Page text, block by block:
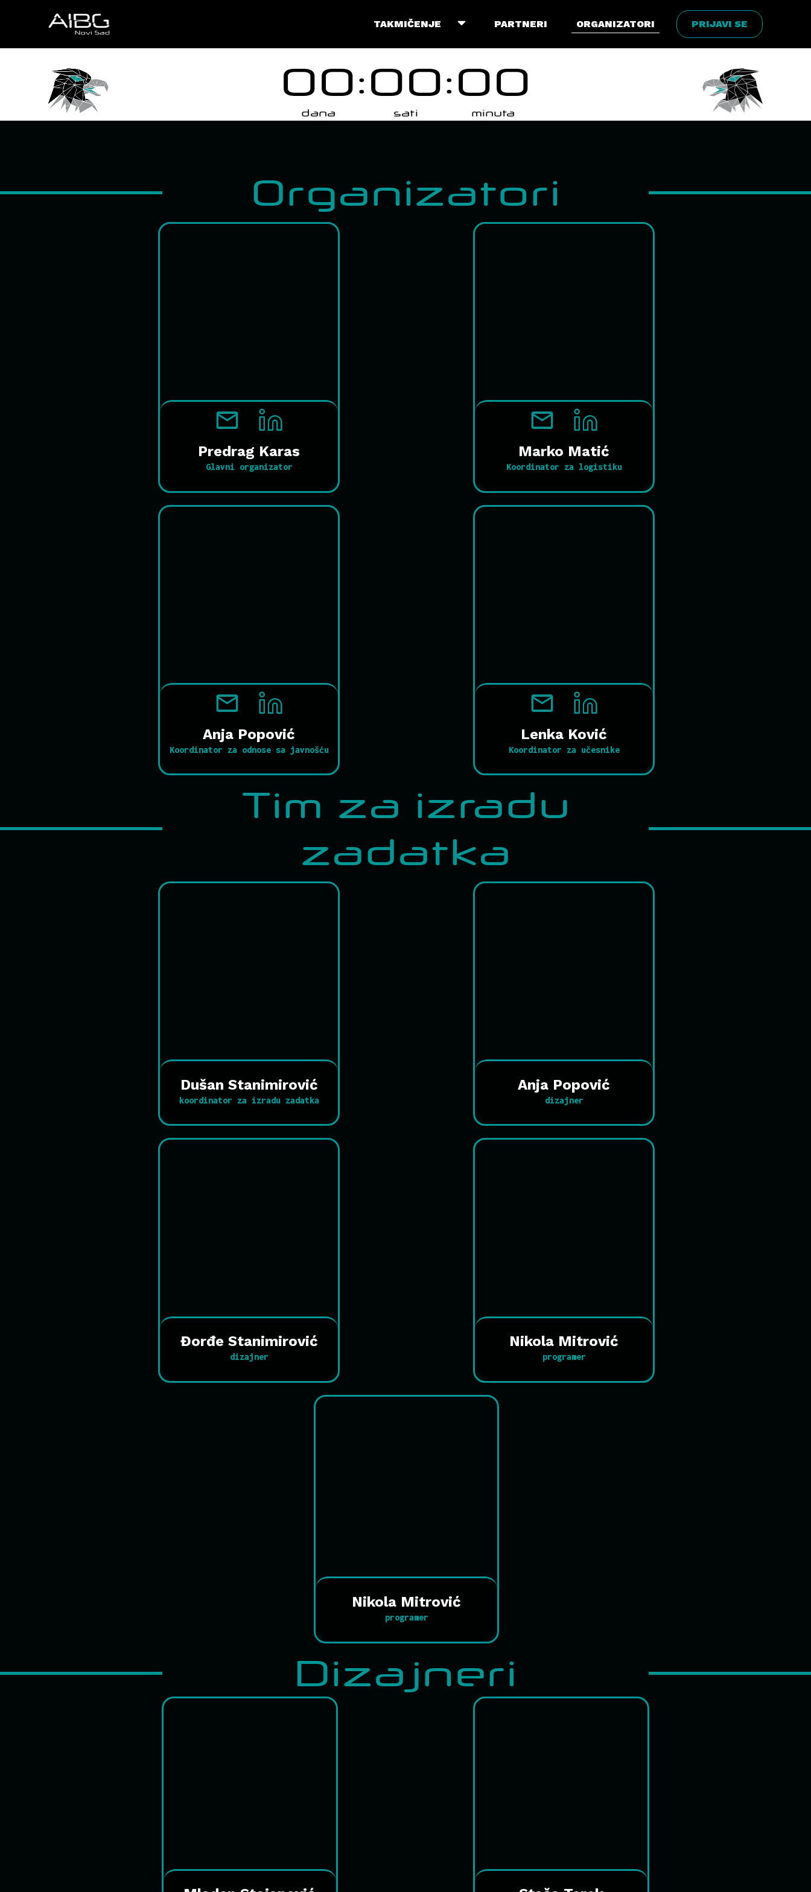
TAKMIČENJE PARTNERI ORGANIZATORI PRIJAVI SE
00
dana
:00
sati
:00
minuta
Organizatori
Predrag Karas
Glavni organizator
Marko Matić
Koordinator za logistiku
Anja Popović
Koordinator za odnose sa javnošću
Lenka Ković
Koordinator za učesnike
Tim za izradu
zadatka
Dušan Stanimirović
koordinator za izradu zadatka
Anja Popović
dizajner
Đorđe Stanimirović
dizajner
Nikola Mitrović
programer
Nikola Mitrović
programer
Dizajneri